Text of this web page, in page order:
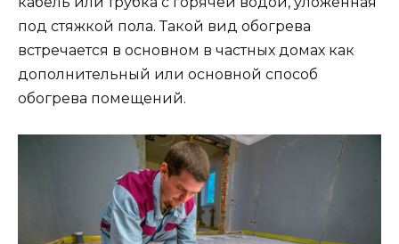
под стяжкой пола. Такой вид обогрева
встречается в основном в частных домах как
дополнительный или основной способ
обогрева помещений.